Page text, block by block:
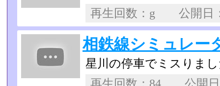
再生回数：g 公開
相鉄線シミュレー
星川の停車でミスりま